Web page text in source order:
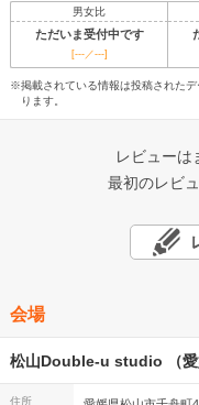
男女比
ただいま受付中です
[---／---]
※掲載されている情報は投稿された
ります。
レビューは
最初のレビ
会場
松山Double-u studio （愛
住所